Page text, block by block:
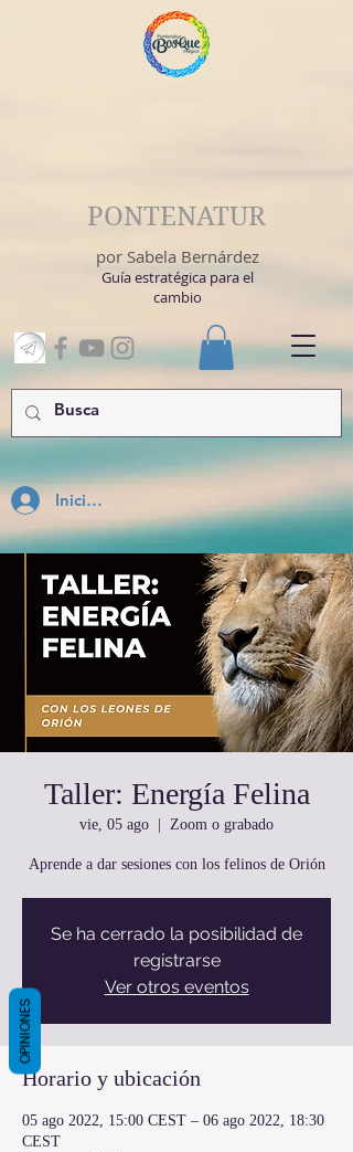
Inicia Sesión
PONTENATUR
por Sabela Bernárdez
Guía estratégica para el
cambio
Taller: Energía Felina
vie, 05 ago
  |
Zoom o grabado
Aprende a dar sesiones con los felinos de Orión
Se ha cerrado la posibilidad de
registrarse
Ver otros eventos
Horario y ubicación
05 ago 2022, 15:00 CEST – 06 ago 2022, 18:30
CEST
OPINIONES